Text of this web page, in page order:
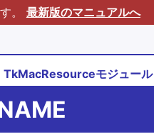
。 最新版のマニュアルへ
TkMacResourceモジュール